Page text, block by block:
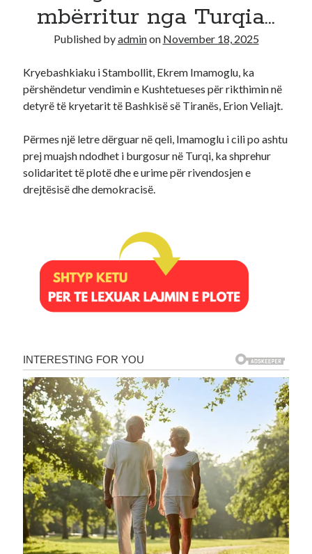
Recent Comments
mbërritur nga Turqia…
Published byadminon November 18, 2025
Kryebashkiaku i Stambollit, Ekrem Imamoglu, ka
përshëndetur vendimin e Kushtetueses për rikthimin në
detyrë të kryetarit të Bashkisë së Tiranës, Erion Veliajt.
Përmes një letre dërguar në qeli, Imamoglu i cili po ashtu
prej muajsh ndodhet i burgosur në Turqi, ka shprehur
solidaritet të plotë dhe e urime për rivendosjen e
drejtësisë dhe demokracisë.